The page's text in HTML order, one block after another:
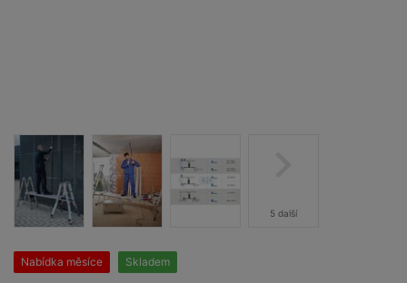
5 další
Nabídka měsíce Skladem